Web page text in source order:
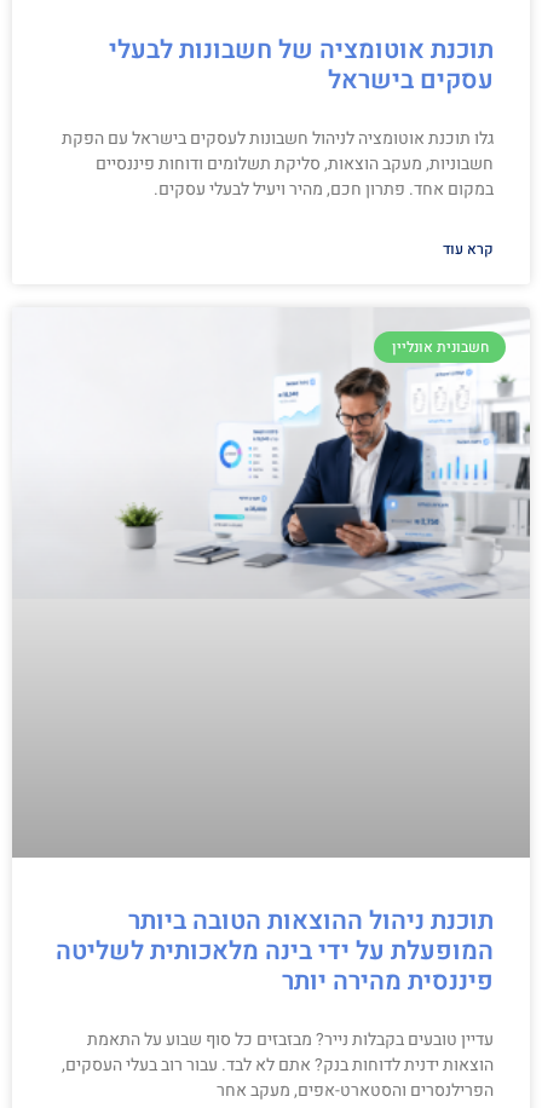
תוכנת אוטומציה של חשבונות לבעלי
עסקים בישראל
גלו תוכנת אוטומציה לניהול חשבונות לעסקים בישראל עם הפקת
חשבוניות, מעקב הוצאות, סליקת תשלומים ודוחות פיננסיים
במקום אחד. פתרון חכם, מהיר ויעיל לבעלי עסקים.
קרא עוד
חשבונית אונליין
תוכנת ניהול ההוצאות הטובה ביותר
המופעלת על ידי בינה מלאכותית לשליטה
פיננסית מהירה יותר
עדיין טובעים בקבלות נייר? מבזבזים כל סוף שבוע על התאמת
הוצאות ידנית לדוחות בנק? אתם לא לבד. עבור רוב בעלי העסקים,
הפרילנסרים והסטארט-אפים, מעקב אחר